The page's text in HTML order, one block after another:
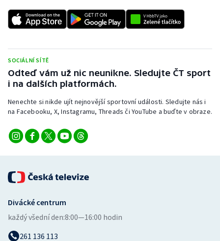
Sportovní střelba
Triatlon
Veslování
Vodní slalom
Volejbal
SOCIÁLNÍ SÍTĚ
Odteď vám už nic neunikne. Sledujte ČT sport
i na dalších platformách.
Nenechte si nikde ujít nejnovější sportovní události. Sledujte nás i
na Facebooku, X, Instagramu, Threads či YouTube a buďte v obraze.
Divácké centrum
každý všední den:8:00—16:00 hodin
261 136 113